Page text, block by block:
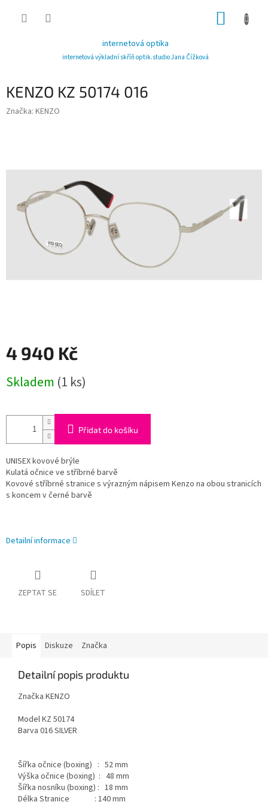
internetová optika
internetová výkladní skříň optik.studio Jana Čížková
KENZO KZ 50174 016
Značka: KENZO
4 940 Kč
cena:
Skladem (1 ks)
Přidat do košíku
UNISEX kovové brýle
Kulatá očnice ve stříbrné barvě
Kovové stříbrné stranice s výrazným nápisem Kenzo na obou stranicích
s koncem v černé barvě
Detailní informace
ZEPTAT SE SDÍLET
Popis Diskuze Značka
Detailní popis produktu
Značka KENZO
Model KZ 50174
Barva 016 SILVER
Šířka očnice (boxing) : 52 mm
Výška očnice (boxing) : 48 mm
Šířka nosníku (boxing) : 18 mm
Délka Stranice : 140 mm